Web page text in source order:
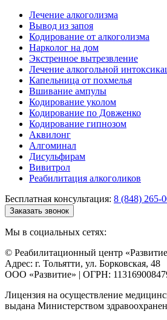
Лечение алкоголизма
Вывод из запоя
Кодирование от алкоголизма
Нарколог на дом
Экстренное вытрезвление
Лечение алкогольной
Капельница от похмелья
Вшивание ампулы
Кодирование уколом
Кодирование по Довженко
Кодирование гипнозом
Аквилонг
Алгоминал
Дисульфирам
Вивитрол
Реабилитация алкоголиков
Бесплатная консультация: 8 (848) 265-
Заказать звонок
Мы в социальных сетях:
© Реабилитационный центр
Адрес: г. Тольятти, ул. Борковская, 48
ООО «Развитие» | ОГРН:
Лицензия на осуществление
выдана Министерством